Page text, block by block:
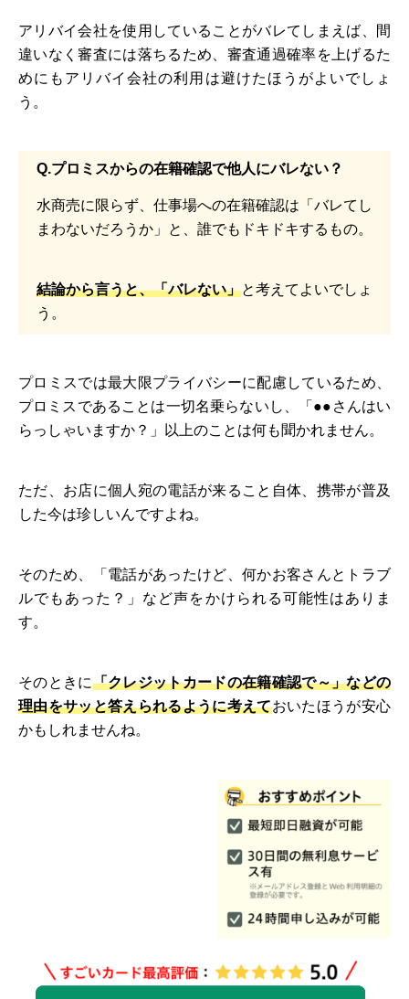
アリバイ会社を使用していることがバレてしまえば、間
違いなく審査には落ちるため、審査通過確率を上げるた
めにもアリバイ会社の利用は避けたほうがよいでしょ
う。
Q.プロミスからの在籍確認で他人にバレない？
水商売に限らず、仕事場への在籍確認は「バレてし
まわないだろうか」と、誰でもドキドキするもの。
結論から言うと、「バレない」と考えてよいでしょ
う。
プロミスでは最大限プライバシーに配慮しているため、
プロミスであることは一切名乗らないし、「●●さんはい
らっしゃいますか？」以上のことは何も聞かれません。
ただ、お店に個人宛の電話が来ること自体、携帯が普及
した今は珍しいんですよね。
そのため、「電話があったけど、何かお客さんとトラブ
ルでもあった？」など声をかけられる可能性はありま
す。
そのときに「クレジットカードの在籍確認で～」などの
理由をサッと答えられるように考えておいたほうが安心
かもしれませんね。